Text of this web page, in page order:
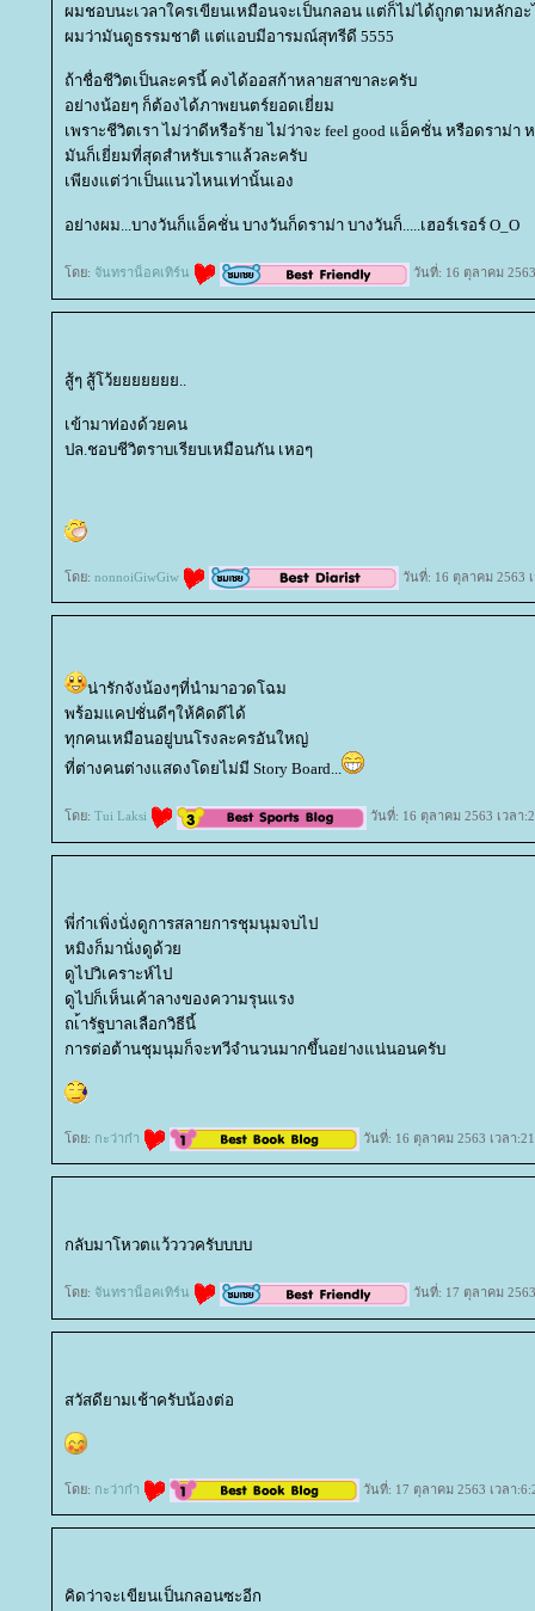
ผมชอบนะเวลาใครเขียนเหมือนจะเป็นกลอน แต่ก็ไม่ได้ถูกตามหลักอะ
ผมว่ามันดูธรรมชาติ แต่แอบมีอารมณ์สุทรีดี 5555
ถ้าชื่อชีวิตเป็นละครนี้ คงได้ออสก้าหลายสาขาละครับ
อย่างน้อยๆ ก็ต้องได้ภาพยนตร์ยอดเยี่ยม
เพราะชีวิตเรา ไม่ว่าดีหรือร้าย ไม่ว่าจะ feel good แอ็คชั่น หรือดราม่า ห
มันก็เยี่ยมที่สุดสำหรับเราแล้วละครับ
เพียงแต่ว่าเป็นแนวไหนเท่านั้นเอง
อย่างผม...บางวันก็แอ็คชั่น บางวันก็ดราม่า บางวันก็.....เฮอร์เรอร์ O_O
ดย: จันทราน็อคเทิร์น วันที่: 16 ตุลาคม
สู้ๆ สู้โว้ยยยยยยย..
เข้ามาท่องด้วยคน
ปล.ชอบชีวิตราบเรียบเหมือนกัน เหอๆ
ดย: nonnoiGiwGiw วันที่: 16 ตุลาคม 2563
น่ารักจังน้องๆที่นำมาอวดโฉม
พร้อมแคปชั่นดีๆให้คิดดีได้
ทุกคนเหมือนอยู่บนโรงละครอันใหญ่
ที่ต่างคนต่างแสดงโดยไม่มี Story Board...
ดย: Tui Laksi วันที่: 16 ตุลาคม 2563 เวลา
พี่ก๋าเพิ่งนั่งดูการสลายการชุมนุมจบไป
หมิงก็มานั่งดูด้ว
ดูไปวิเคราะห์ไป
ดูไปก็เห็นเค้าลางของความรุนแรง
ถเ้ารัฐบาลเลือกวิธีนี้
การต่อต้านชุมนุมก็จะทวีจำนวนมากขึ้นอย่างแน่นอนครับ
ดย: กะว่าก๋า วันที่: 16 ตุลาคม 2563 เวลา
กลับมาโหวตแว้วววครับบบบ
ดย: จันทราน็อคเทิร์น วันที่: 17 ตุลาคม
สวัสดียามเช้าครับน้องต่อ
ดย: กะว่าก๋า วันที่: 17 ตุลาคม 2563 เวลา
คิดว่าจะเขียนเป็นกลอนซะอีก